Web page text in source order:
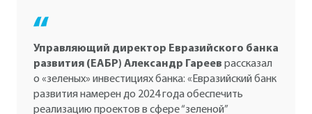
Управляющий директор Евразийского банка
развития (ЕАБР) Александр Гареев рассказал
о «зеленых» инвестициях банка: «Евразийский банк
развития намерен до 2024 года обеспечить
реализацию проектов в сфере “зеленой”
директор департамента
Заместитель главы «Совета рынка»
Олег Баркин
Дмитрий Боровиков, вице-президент по
стратегии, управлению производственным
портфелем и трейдингом энергокомпании
«Фортум».
Александр Старченко,
председатель наблюдательного совета
«Сообщества потребителей энергии»
Андрей Катаев,
президента «Русэнергосбыта»
Михаила Андронова.
Василий
Савин
«Цифровой